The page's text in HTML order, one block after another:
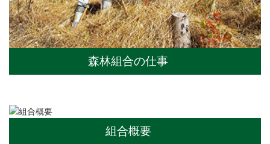
森林組合の仕事
組合概要